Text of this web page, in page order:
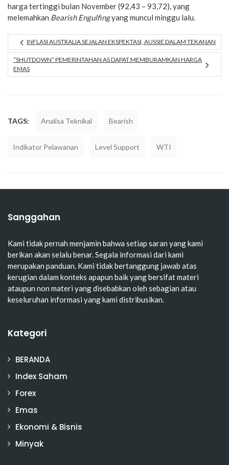
harga tertinggi bulan November (92,43 – 93,72), yang
melemahkan Bearish Engulfingyang muncul minggu lalu.
INFLASI AUSTRALIA SEJALAN EKSPEKTASI, AUSSIE DALAM TEKANAN
“SHUTDOWN” PEMERINTAHAN AS DAPAT MEMBURAMKAN HARGA
EMAS
TAGS: Analisa Teknikal Bearish
Indikator Pelawanan Level Support WTI
Sanggahan
Kami tidak pernah menjamin bahwa setiap saran yang kami
berikan akan selalu benar. Segala informasi dari kami
merupakan panduan. Kami tidak bertanggung jawab atas
kerugian dalam konteks apapun baik yang bersifat materi
ataupun non materi yang disebabkan oleh sebagian atau
keseluruhan informasi yang kami distribusikan.
Kategori
BERANDA
Index Saham
Forex
Emas
Ekonomi & Bisnis
Minyak